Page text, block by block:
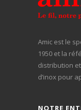
Amic est le
1950 et la
distribution
d’inox pour
NOTRE